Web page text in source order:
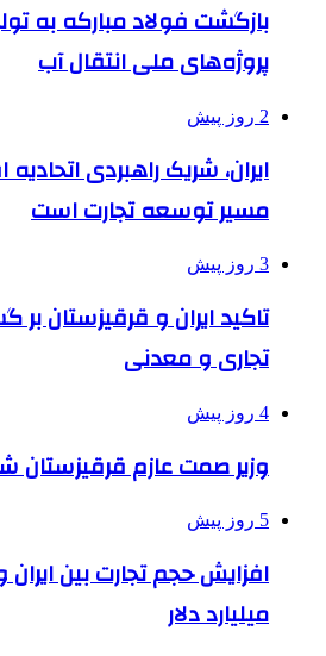
بازگشت فولاد مبارکه به
پروژه‌های ملی انتقال آب
2 روز پیش
ایران، شریک راهبردی
مسیر توسعه تجارت است
3 روز پیش
تاکید ایران و قرقیزستان
تجاری و معدنی
4 روز پیش
وزیر صمت عازم قرقیزستان
5 روز پیش
میلیارد دلار